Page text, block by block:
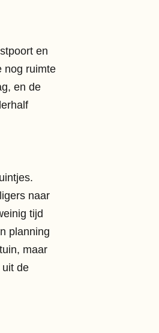
en
nog ruimte
en de
naar
tijd
planning
maar
de